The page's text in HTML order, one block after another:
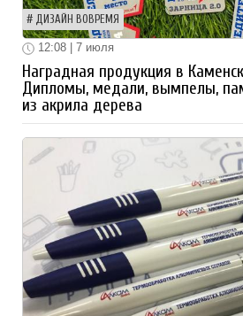
ДИЗАЙН ВОВРЕМЯ
12:08 | 7 июля
Наградная продукция в
Дипломы, медали, вымпелы,
из акрила дерева